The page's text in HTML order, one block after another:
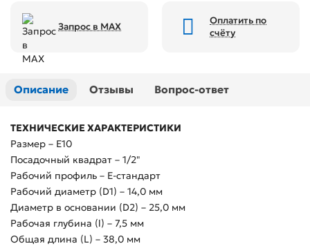
Запрос в MAX
Оплатить по
счёту
Описание Отзывы Вопрос-ответ
ТЕХНИЧЕСКИЕ ХАРАКТЕРИСТИКИ
Размер – E10
Посадочный квадрат – 1/2"
Рабочий профиль – Е-стандарт
Рабочий диаметр (D1) – 14,0 мм
Диаметр в основании (D2) – 25,0 мм
Рабочая глубина (l) – 7,5 мм
Общая длина (L) – 38,0 мм